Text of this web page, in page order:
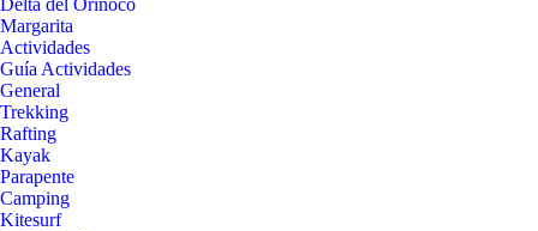
Delta del Orinoco
Margarita
Actividades
Guía Actividades
General
Trekking
Rafting
Kayak
Parapente
Camping
Kitesurf